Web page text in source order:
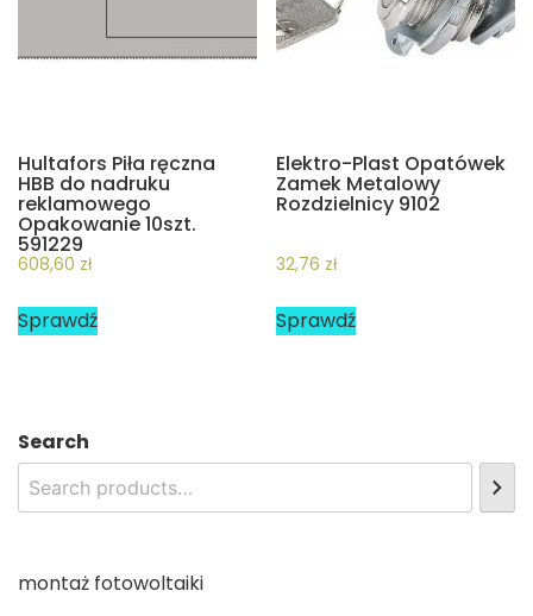
Hultafors Piła ręczna
HBB do nadruku
reklamowego
Opakowanie 10szt.
591229
608,60 zł
Sprawdź
Elektro-Plast Opatówek
Zamek Metalowy
Rozdzielnicy 9102
32,76 zł
Sprawdź
Search
montaż fotowoltaiki